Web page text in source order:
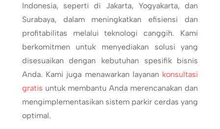
Indonesia, seperti di Jakarta, Yogyakarta, dan
Surabaya, dalam meningkatkan efisiensi dan
profitabilitas melalui teknologi canggih. Kami
berkomitmen untuk menyediakan solusi yang
disesuaikan dengan kebutuhan spesifik bisnis
Anda. Kami juga menawarkan layanan konsultasi
gratis untuk membantu Anda merencanakan dan
mengimplementasikan sistem parkir cerdas yang
optimal.